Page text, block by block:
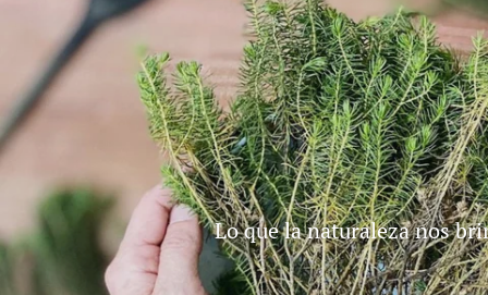
Lo que la naturaleza nos